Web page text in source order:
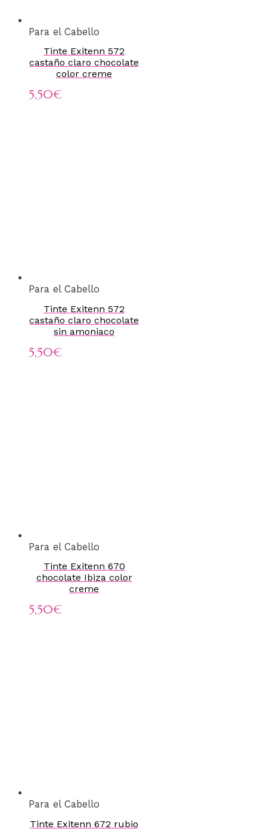
Para el Cabello
Tinte Exitenn 572
castaño claro chocolate
color creme
5,50€
Para el Cabello
Tinte Exitenn 572
castaño claro chocolate
sin amoniaco
5,50€
Para el Cabello
Tinte Exitenn 670
chocolate Ibiza color
creme
5,50€
Para el Cabello
Tinte Exitenn 672 rubio